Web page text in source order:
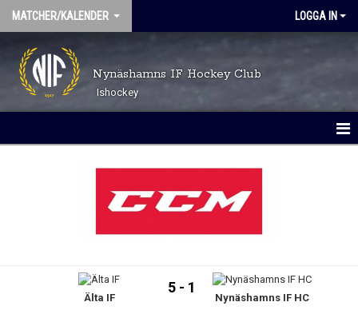
MATCHER/KALENDER LOGGA IN
Nynäshamns IF Hockey Club
Ishockey
Älta IF
5 - 1
Nynäshamns IF HC